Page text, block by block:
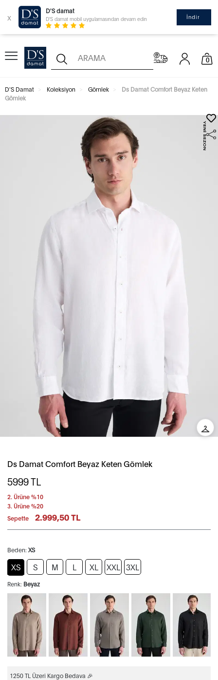
x
D'S damat
D'S damat mobil uygulamasından devam edin İndir
0
D'S Damat Koleksiyon Gömlek
Ds Damat Comfort Beyaz Keten
Gömlek
Ds Damat Comfort Beyaz Keten Gömlek
5999TL
2. Ürüne %10
3. Ürüne %20
Sepette
2.999,50 TL
Beden: XS
XS S M L XL XXL 3XL
Renk: Beyaz
1250 TL Üzeri Kargo Bedava 🎉